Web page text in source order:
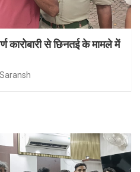
कारोबारी से छिनतई के मामले में